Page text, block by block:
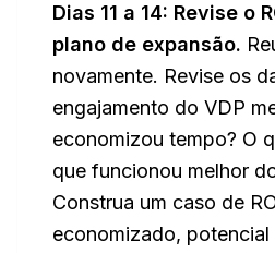
Dias 11 a 14: Revise o
plano de expansão.
novamente. Revise os
engajamento do VDP
economizou tempo? O
que funcionou melhor
Construa um caso de
economizado,